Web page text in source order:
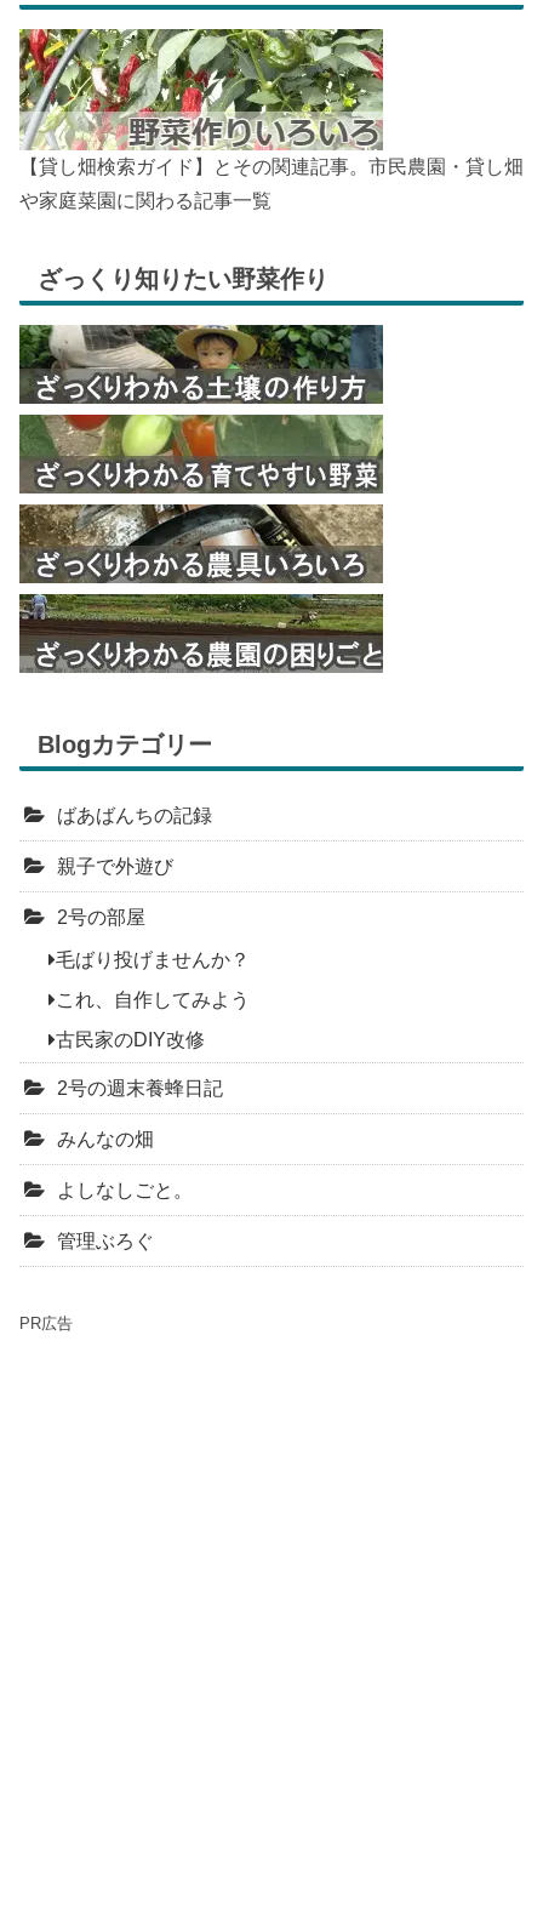
【貸し畑検索ガイド】とその関連記事。市民農園・貸し畑
や家庭菜園に関わる記事一覧
ざっくり知りたい野菜作り
Blogカテゴリー
ばあばんちの記録
親子で外遊び
2号の部屋
毛ばり投げませんか？
これ、自作してみよう
古民家のDIY改修
2号の週末養蜂日記
みんなの畑
よしなしごと。
管理ぶろぐ
PR広告